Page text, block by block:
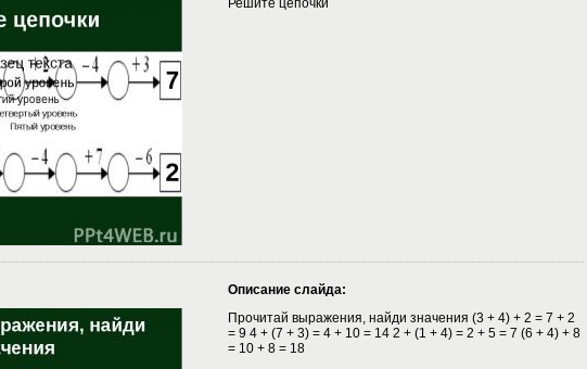
Решите цепочки
Описание слайда:
Прочитай выражения, найди значения (3 + 4) + 2 = 7 + 2
= 9 4 + (7 + 3) = 4 + 10 = 14 2 + (1 + 4) = 2 + 5 = 7 (6 + 4) + 8
= 10 + 8 = 18